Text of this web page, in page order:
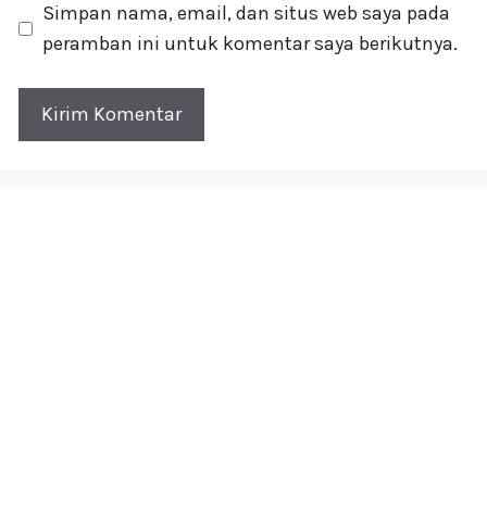
Simpan nama, email, dan situs web saya pada
peramban ini untuk komentar saya berikutnya.